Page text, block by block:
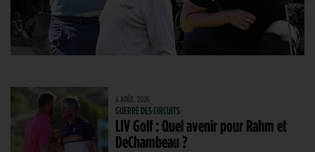
6 AOÛT. 2026
GUERRE DES CIRCUITS
LIV Golf : Quel avenir pour Rahm et
DeChambeau ?